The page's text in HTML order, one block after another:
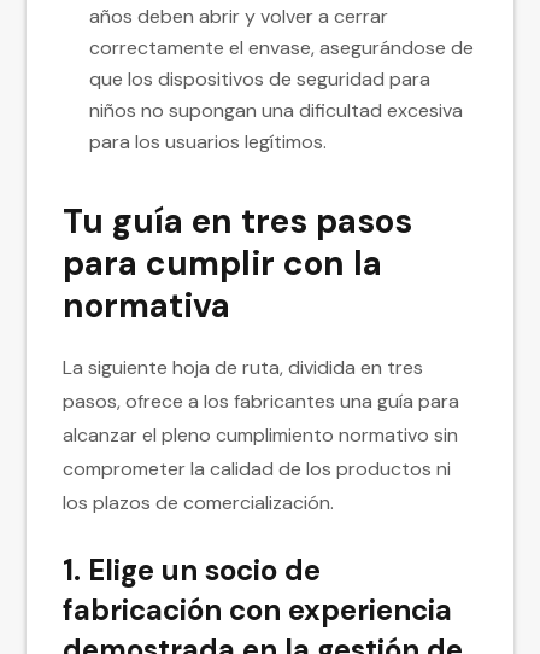
años deben abrir y volver a cerrar
correctamente el envase, asegurándose de
que los dispositivos de seguridad para
niños no supongan una dificultad excesiva
para los usuarios legítimos.
Tu guía en tres pasos
para cumplir con la
normativa
La siguiente hoja de ruta, dividida en tres
pasos, ofrece a los fabricantes una guía para
alcanzar el pleno cumplimiento normativo sin
comprometer la calidad de los productos ni
los plazos de comercialización.
1. Elige un socio de
fabricación con experiencia